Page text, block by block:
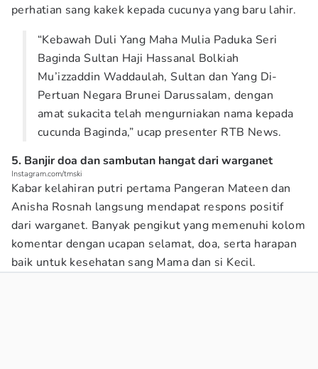
perhatian sang kakek kepada cucunya yang baru lahir.
“Kebawah Duli Yang Maha Mulia Paduka Seri
Baginda Sultan Haji Hassanal Bolkiah
Mu’izzaddin Waddaulah, Sultan dan Yang Di-
Pertuan Negara Brunei Darussalam, dengan
amat sukacita telah mengurniakan nama kepada
cucunda Baginda,” ucap presenter RTB News.
5. Banjir doa dan sambutan hangat dari warganet
Instagram.com/tmski
Kabar kelahiran putri pertama Pangeran Mateen dan
Anisha Rosnah langsung mendapat respons positif
dari warganet. Banyak pengikut yang memenuhi kolom
komentar dengan ucapan selamat, doa, serta harapan
baik untuk kesehatan sang Mama dan si Kecil.